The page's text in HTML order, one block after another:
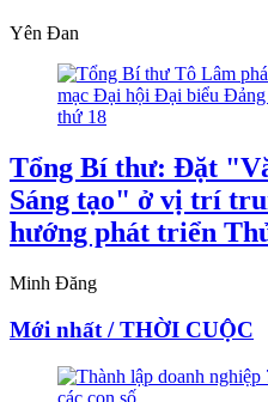
Yên Đan
Tổng Bí thư: Đặt
Sáng tạo" ở vị trí
hướng phát triển
Minh Đăng
Mới nhất / THỜI CUỘC